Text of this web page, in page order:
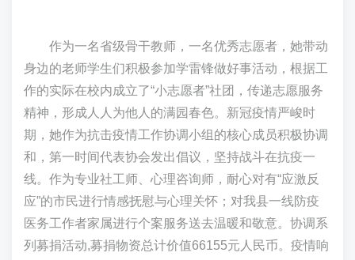
作为一名省级骨干教师，一名优秀志愿者，她带动
身边的老师学生们积极参加学雷锋做好事活动，根据工
作的实际在校内成立了“小志愿者”社团，传递志愿服务
精神，形成人人为他人的满园春色。新冠疫情严峻时
期，她作为抗击疫情工作协调小组的核心成员积极协调
和，第一时间代表协会发出倡议，坚持战斗在抗疫一
线。作为专业社工师、心理咨询师，耐心对有“应激反
应”的市民进行情感抚慰与心理关怀；对我县一线防疫
医务工作者家属进行个案服务送去温暖和敬意。协调系
列募捐活动,募捐物资总计价值66155元人民币。疫情响